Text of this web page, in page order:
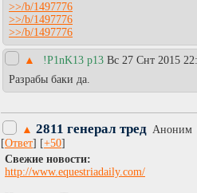
>>/b/1497776
>>/b/1497776
>>/b/1497776
▲ !P1nK13 p13 Вc 27 Снт 2015
Разрабы баки да.
▲ 2811 генерал тред Аноним
[Ответ] [+50]
Свежие новости:
http://www.equestriadaily.com/